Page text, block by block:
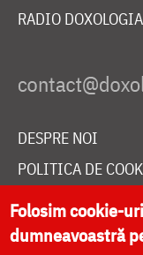
RADIO DOXOLOGIA
DESPRE NOI
POLITICA DE
DONEAZĂ ONLINE
Folosim cookie-
dumneavoastră